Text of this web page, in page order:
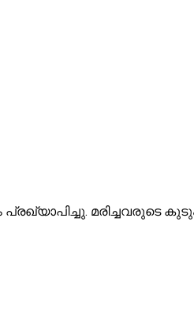
മരിച്ചവരുടെ